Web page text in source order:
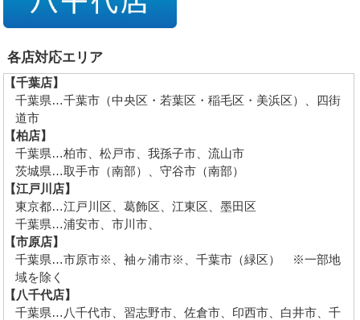
各店対応エリア
【千葉店】
千葉県…千葉市（中央区・若葉区・稲毛区・美浜区）、四街
道市
【柏店】
千葉県…柏市、松戸市、我孫子市、流山市
茨城県…取手市（南部）、守谷市（南部）
【江戸川店】
東京都…江戸川区、葛飾区、江東区、墨田区
千葉県…浦安市、市川市、
【市原店】
千葉県…市原市※、袖ヶ浦市※、千葉市（緑区） ※一部地
域を除く
【八千代店】
千葉県…八千代市、習志野市、佐倉市、印西市、白井市、千